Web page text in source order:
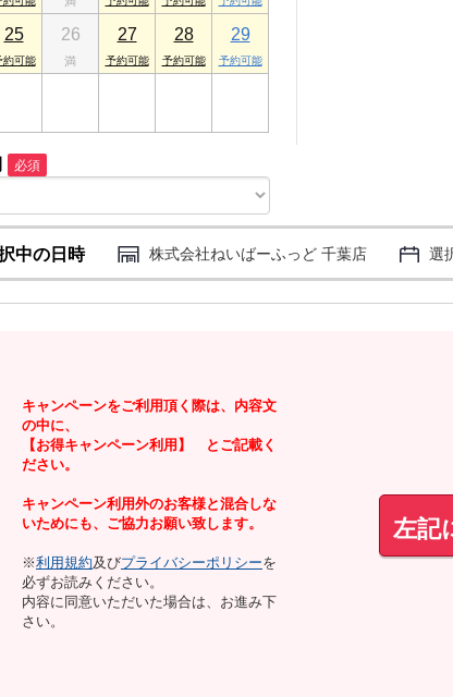
25 26 27 28 29
必須
中の日時 株式会社ねいばーふっど 千葉店 選
キャンペーンをご利用頂く際は、内容文
の中に、
【お得キャンペーン利用】 とご記載く
ださい。
キャンペーン利用外のお客様と混合しな
いためにも、ご協力お願い致します。
※利用規約及びプライバシーポリシーを
必ずお読みください。
内容に同意いただいた場合は、お進み下
さい。
左記